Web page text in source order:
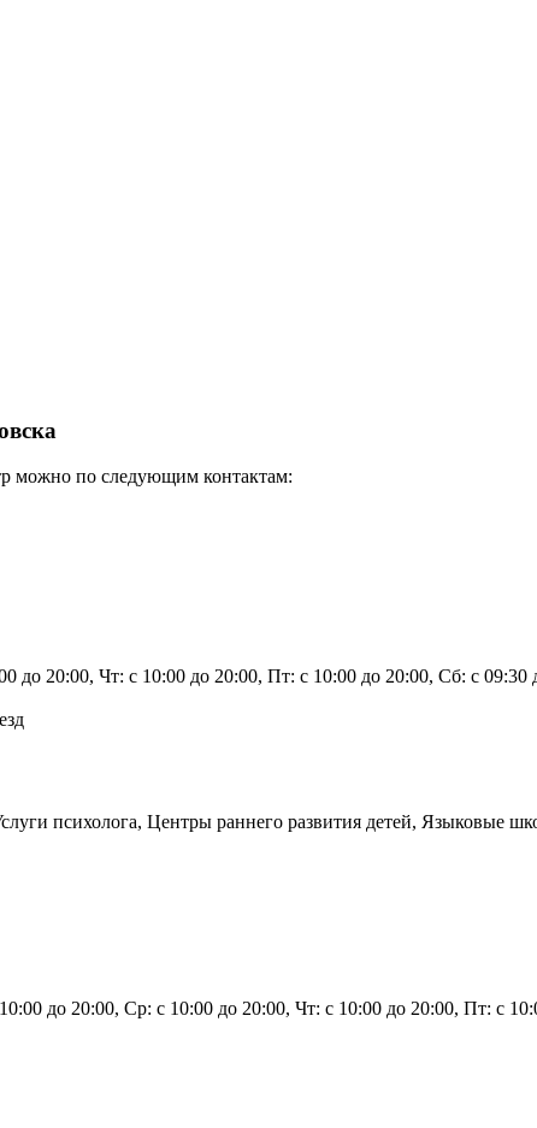
можно по следующим контактам:
до 20:00, Чт: с 10:00 до 20:00, Пт: с 10:00 до 20:00, Сб: с
психолога, Центры раннего развития детей, Языковые
до 20:00, Ср: с 10:00 до 20:00, Чт: с 10:00 до 20:00, Пт: с